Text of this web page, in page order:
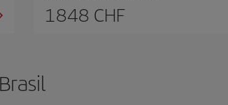
1848 CHF